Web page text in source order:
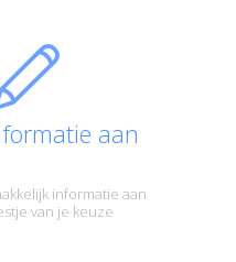
aan
informatie aan
van je keuze